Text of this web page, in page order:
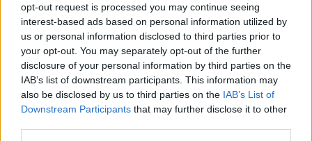
opt-out request is processed you may continue seeing
interest-based ads based on personal information utilized by
us or personal information disclosed to third parties prior to
your opt-out. You may separately opt-out of the further
disclosure of your personal information by third parties on the
IAB’s list of downstream participants. This information may
also be disclosed by us to third parties on the IAB’s List of
Downstream Participants that may further disclose it to other
AUTORE
AiAdhubMedia